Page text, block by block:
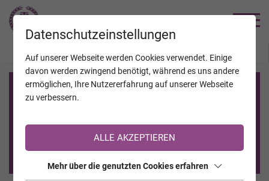
Registrierung auf TrauerHilfe.it
Sie sind noch nicht auf TrauerHilfe.it registriert?
>> zur kostenlosen Registrierung <<
Datenschutzeinstellungen
Auf unserer Webseite werden Cookies verwendet. Einige
davon werden zwingend benötigt, während es uns andere
ermöglichen, Ihre Nutzererfahrung auf unserer Webseite
zu verbessern.
ALLE AKZEPTIEREN
Mehr über die genutzten Cookies erfahren
JAHRESTAGE KALENDER VERSTORBENE